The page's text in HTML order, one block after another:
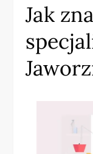
Jak